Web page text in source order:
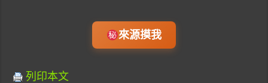
來源摸我
列印本文